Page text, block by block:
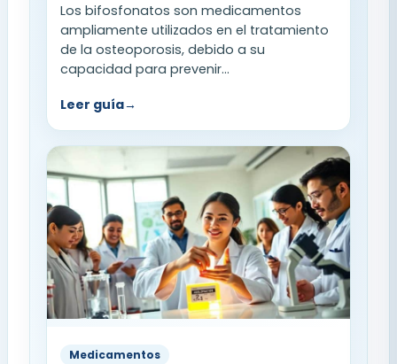
Los bifosfonatos son medicamentos
ampliamente utilizados en el tratamiento
de la osteoporosis, debido a su
capacidad para prevenir...
Leer guía→
Medicamentos